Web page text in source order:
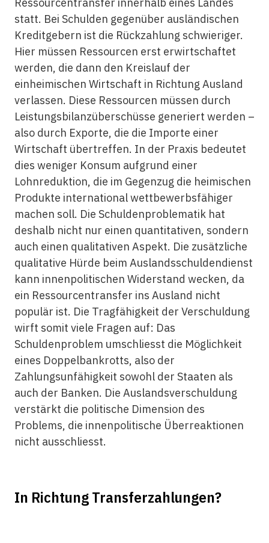
statt. Bei Schulden gegenüber ausländischen
Kreditgebern ist die Rückzahlung schwieriger.
Hier müssen Ressourcen erst erwirtschaftet
werden, die dann den Kreislauf der
einheimischen Wirtschaft in Richtung Ausland
verlassen. Diese Ressourcen müssen durch
Leistungsbilanzüberschüsse generiert werden –
also durch Exporte, die die Importe einer
Wirtschaft übertreffen. In der Praxis bedeutet
dies weniger Konsum aufgrund einer
Lohnreduktion, die im Gegenzug die heimischen
Produkte international wettbewerbsfähiger
machen soll. Die Schuldenproblematik hat
deshalb nicht nur einen quantitativen, sondern
auch einen qualitativen Aspekt. Die zusätzliche
qualitative Hürde beim Auslandsschuldendienst
kann innenpolitischen Widerstand wecken, da
ein Ressourcentransfer ins Ausland nicht
populär ist. Die Tragfähigkeit der Verschuldung
wirft somit viele Fragen auf: Das
Schuldenproblem umschliesst die Möglichkeit
eines Doppelbankrotts, also der
Zahlungsunfähigkeit sowohl der Staaten als
auch der Banken. Die Auslandsverschuldung
verstärkt die politische Dimension des
Problems, die innenpolitische Überreaktionen
nicht ausschliesst.
In Richtung Transferzahlungen?